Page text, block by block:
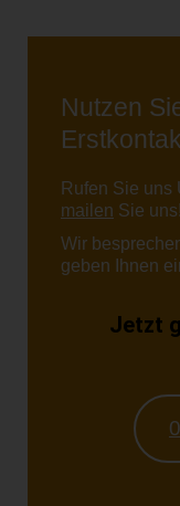
Nutzen
Rufen Sie
mailen Sie uns!
Wir
geben Ihnen
Jetzt